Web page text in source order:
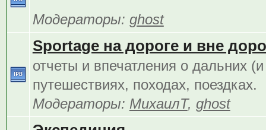
Модераторы: ghost
Sportage на дороге и вне
отчеты и впечатления о дальних
путешествиях, походах, поездках.
Модераторы: МихаилТ, ghost